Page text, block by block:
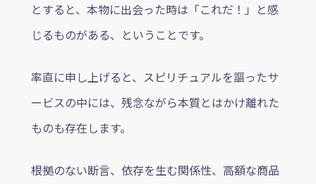
とすると、本物に出会った時は「これだ！」と感
じるものがある、ということです。
率直に申し上げると、スピリチュアルを謳ったサ
ービスの中には、残念ながら本質とはかけ離れた
ものも存在します。
根拠のない断言、依存を生む関係性、高額な商品